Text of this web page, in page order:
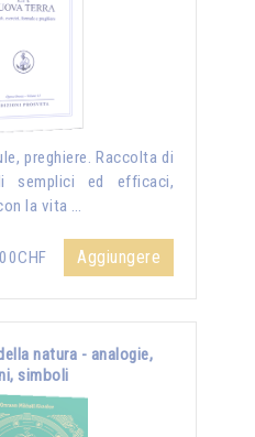
preghiere. Raccolta di
semplici ed efficaci,
la vita …
Aggiungere
natura - analogie,
simboli